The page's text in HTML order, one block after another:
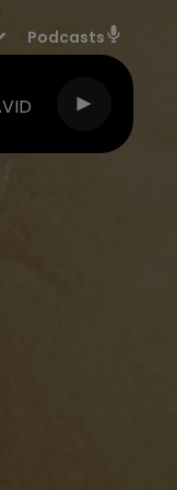
Podcasts